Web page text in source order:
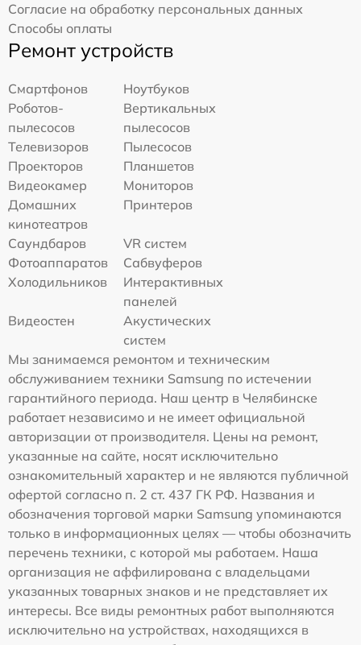
Согласие на обработку персональных данных
Способы оплаты
Ремонт устройств
Смартфонов
Ноутбуков
Роботов-
пылесосов
Вертикальных
пылесосов
Телевизоров
Пылесосов
Проекторов
Планшетов
Видеокамер
Мониторов
Домашних
кинотеатров
Принтеров
Саундбаров
VR систем
Фотоаппаратов
Сабвуферов
Холодильников
Интерактивных
панелей
Видеостен
Акустических
систем
Мы занимаемся ремонтом и техническим
обслуживанием техники Samsung по истечении
гарантийного периода. Наш центр в Челябинске
работает независимо и не имеет официальной
авторизации от производителя. Цены на ремонт,
указанные на сайте, носят исключительно
ознакомительный характер и не являются публичной
офертой согласно п. 2 ст. 437 ГК РФ. Названия и
обозначения торговой марки Samsung упоминаются
только в информационных целях — чтобы обозначить
перечень техники, с которой мы работаем. Наша
организация не аффилирована с владельцами
указанных товарных знаков и не представляет их
интересы. Все виды ремонтных работ выполняются
исключительно на устройствах, находящихся в